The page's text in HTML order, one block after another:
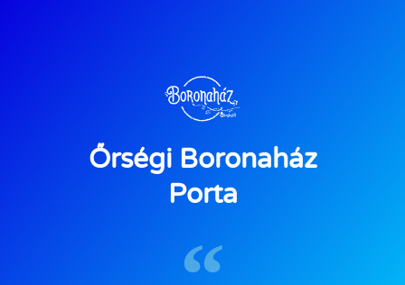
Őrségi Boronaház
Porta